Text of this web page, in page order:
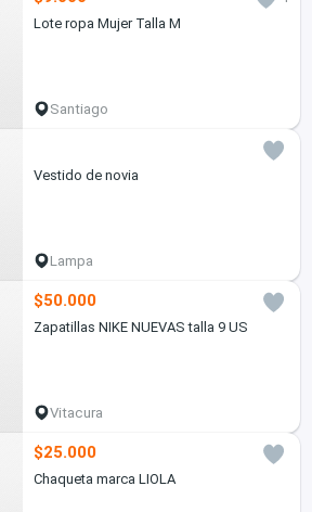
Lote ropa Mujer Talla M
Santiago
Vestido de novia
Lampa
$50.000
Zapatillas NIKE NUEVAS talla 9 US
Vitacura
$25.000
Chaqueta marca LIOLA